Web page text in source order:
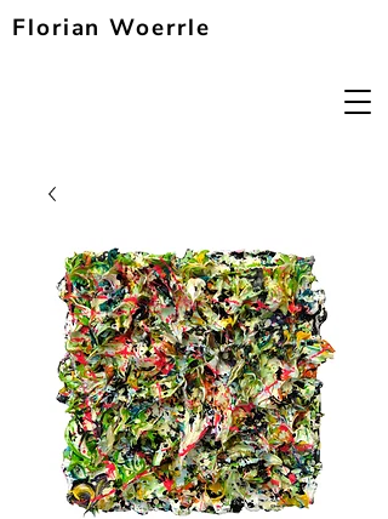
Florian Woerrle